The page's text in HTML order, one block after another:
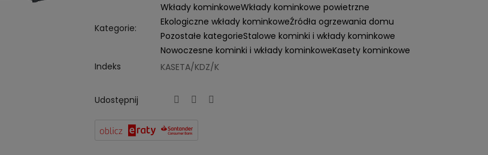
Kategorie:
Wkłady kominkoweWkłady kominkowe powietrzne
Ekologiczne wkłady kominkoweŹródła ogrzewania domu
Pozostałe kategorieStalowe kominki i wkłady kominkowe
Nowoczesne kominki i wkłady kominkoweKasety kominkowe
Indeks
KASETA/KDZ/K
Udostępnij